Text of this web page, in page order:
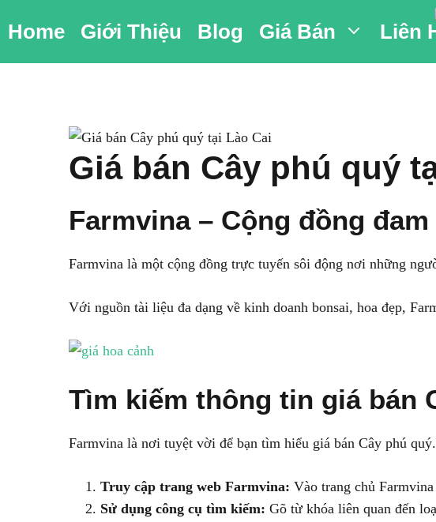
đếnHome Giới Thiệu Blog Giá Bán Liên
Giá bán Cây phú quý
Farmvina – Cộng đồng
Farmvina là một cộng đồng trực tuyến sôi động nơi những
Với nguồn tài liệu đa dạng về kinh doanh bonsai, hoa đẹp,
Tìm kiếm thông tin giá bán
Farmvina là nơi tuyệt vời để bạn tìm hiểu giá bán Cây phú
Truy cập trang web Farmvina: Vào trang chủ
Sử dụng công cụ tìm kiếm: Gõ từ khóa liên quan đến